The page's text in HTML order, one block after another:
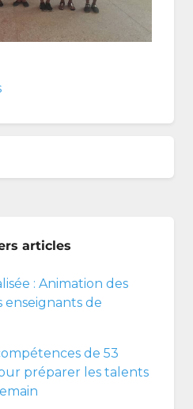
articles
: Animation des
enseignants de
de 53
préparer les talents